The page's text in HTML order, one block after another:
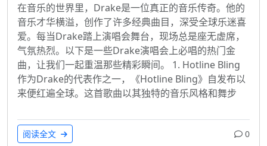
在音乐的世界里，Drake是一位真正的音乐传奇。他的
音乐才华横溢，创作了许多经典曲目，深受全球乐迷喜
爱。每当Drake踏上演唱会舞台，现场总是座无虚席，
气氛热烈。以下是一些Drake演唱会上必唱的热门金
曲，让我们一起重温那些精彩瞬间。 1. Hotline Bling
作为Drake的代表作之一，《Hotline Bling》自发布以
来便红遍全球。这首歌曲以其独特的音乐风格和舞步
阅读全文 0